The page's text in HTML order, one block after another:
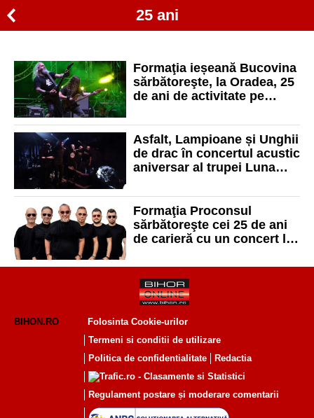
25 ani
Formaţia ieșeană Bucovina
sărbătoreşte, la Oradea, 25
de ani de activitate pe
România
Asfalt, Lampioane și Unghii
de drac în concertul acustic
aniversar al trupei Luna
Formaţia Proconsul
sărbătoreşte cei 25 de ani
de carieră cu un concert la
BIHON.RO
Folosinta Cookie-urilor
Termeni si conditii de utilizare
Politica de confidentialitate
Redactia
Regulament postare și moderare comentarii